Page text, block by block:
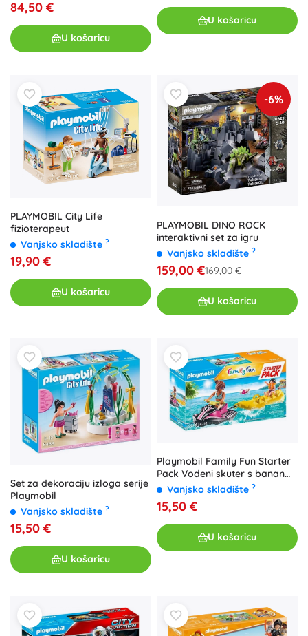
84,50 €
U košaricu
U košaricu
PLAYMOBIL City Life
fizioterapeut
Vanjsko skladište ?
19,90 €
U košaricu
-6%
PLAYMOBIL DINO ROCK
interaktivni set za igru
Vanjsko skladište ?
159,00 €169,00 €
U košaricu
Set za dekoraciju izloga serije
Playmobil
Vanjsko skladište ?
15,50 €
U košaricu
Playmobil Family Fun Starter
Pack Vodeni skuter s banan
čamcem
Vanjsko skladište ?
15,50 €
U košaricu